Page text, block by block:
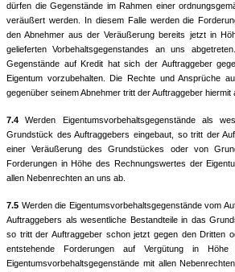
dürfen die Gegenstände im Rahmen einer
veräußert werden. In diesem Falle werden die
den Abnehmer aus der Veräußerung bereits jetzt in
gelieferten Vorbehaltsgegenstandes an uns
Gegenstände auf Kredit hat sich der Auftraggeber
Eigentum vorzubehalten. Die Rechte und Ansprüche
gegenüber seinem Abnehmer tritt der Auftraggeber hiermit
7.4Werden Eigentumsvorbehaltsgegenstände als
Grundstück des Auftraggebers eingebaut, so tritt der
einer Veräußerung des Grundstückes oder von
Forderungen in Höhe des Rechnungswertes der
allen Nebenrechten an uns ab.
7.5 Werden die Eigentumsvorbehaltsgegenstände vom
Auftraggebers als wesentliche Bestandteile in das
so tritt der Auftraggeber schon jetzt gegen den Dritten
entstehende Forderungen auf Vergütung in
Eigentumsvorbehaltsgegenstände mit allen